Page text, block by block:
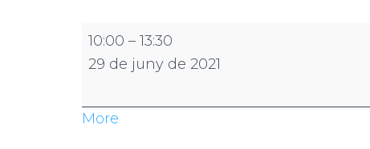
10:00 – 13:30
29 de juny de 2021
More